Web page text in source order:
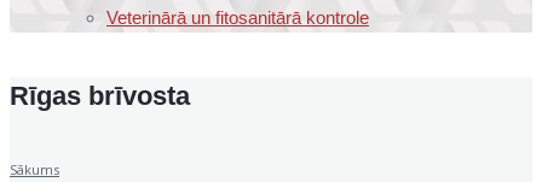
Veterinārā un fitosanitārā kontrole
Rīgas brīvosta
Sākums